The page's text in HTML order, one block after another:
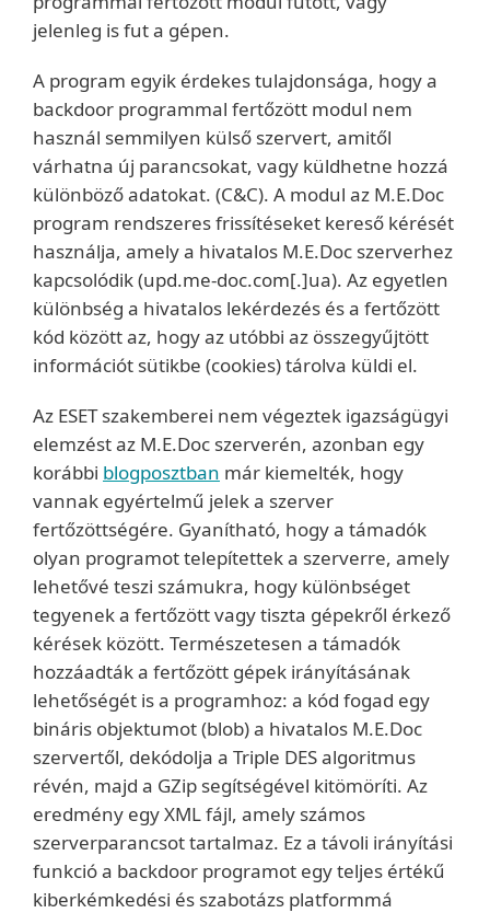
jelenleg is fut a gépen.
A program egyik érdekes tulajdonsága, hogy a
backdoor programmal fertőzött modul nem
használ semmilyen külső szervert, amitől
várhatna új parancsokat, vagy küldhetne hozzá
különböző adatokat. (C&C). A modul az M.E.Doc
program rendszeres frissítéseket kereső kérését
használja, amely a hivatalos M.E.Doc szerverhez
kapcsolódik (upd.me-doc.com[.]ua). Az egyetlen
különbség a hivatalos lekérdezés és a fertőzött
kód között az, hogy az utóbbi az összegyűjtött
információt sütikbe (cookies) tárolva küldi el.
Az ESET szakemberei nem végeztek igazságügyi
elemzést az M.E.Doc szerverén, azonban egy
korábbi blogposztban már kiemelték, hogy
vannak egyértelmű jelek a szerver
fertőzöttségére. Gyanítható, hogy a támadók
olyan programot telepítettek a szerverre, amely
lehetővé teszi számukra, hogy különbséget
tegyenek a fertőzött vagy tiszta gépekről érkező
kérések között. Természetesen a támadók
hozzáadták a fertőzött gépek irányításának
lehetőségét is a programhoz: a kód fogad egy
bináris objektumot (blob) a hivatalos M.E.Doc
szervertől, dekódolja a Triple DES algoritmus
révén, majd a GZip segítségével kitömöríti. Az
eredmény egy XML fájl, amely számos
szerverparancsot tartalmaz. Ez a távoli irányítási
funkció a backdoor programot egy teljes értékű
kiberkémkedési és szabotázs platformmá